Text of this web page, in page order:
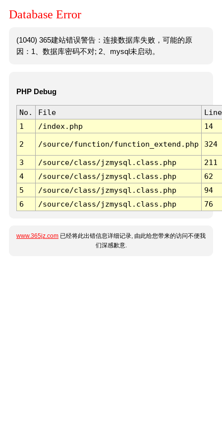
Database Error
(1040) 365建站错误警告：连接数据库失败，可能的原
因：1、数据库密码不对; 2、mysql未启动。
PHP Debug
No. File
Line
1
/index.php 14
2 /source/function/function_extend.php 324
3 /source/class/jzmysql.class.php
211
4
/source/class/jzmysql.class.php
62
5
/source/class/jzmysql.class.php
94
6
/source/class/jzmysql.class.php 76
www.365jz.com 已经将此出错信息详细记录, 由此给您带来的访问不便我
们深感歉意.